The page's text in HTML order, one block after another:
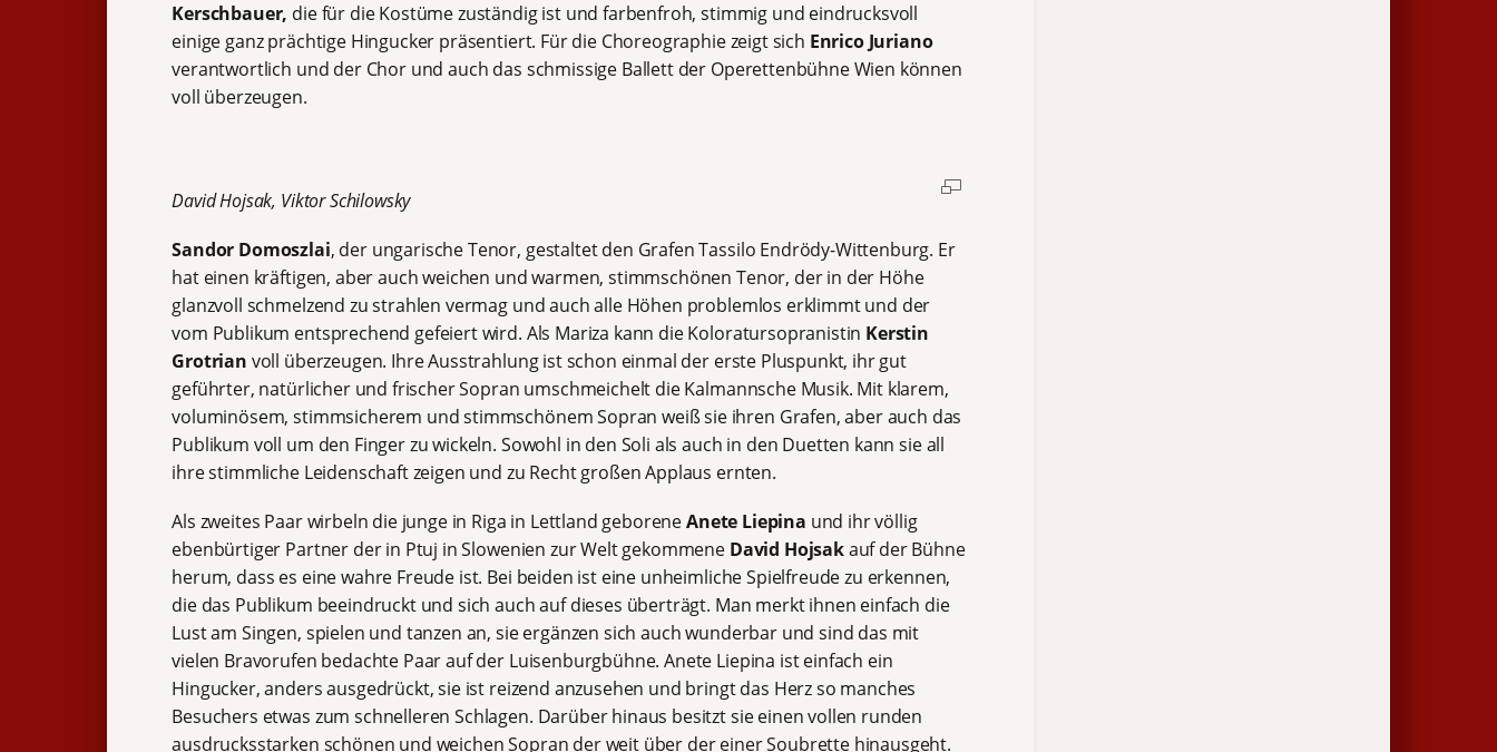
Kerschbauer, die für die Kostüme zuständig ist und farbenfroh, stimmig und eindrucksvoll
einige ganz prächtige Hingucker präsentiert. Für die Choreographie zeigt sich Enrico Juriano
verantwortlich und der Chor und auch das schmissige Ballett der Operettenbühne Wien können
voll überzeugen.
David Hojsak, Viktor Schilowsky
Sandor Domoszlai, der ungarische Tenor, gestaltet den Grafen Tassilo Endrödy-Wittenburg. Er
hat einen kräftigen, aber auch weichen und warmen, stimmschönen Tenor, der in der Höhe
glanzvoll schmelzend zu strahlen vermag und auch alle Höhen problemlos erklimmt und der
vom Publikum entsprechend gefeiert wird. Als Mariza kann die Koloratursopranistin Kerstin
Grotrian voll überzeugen. Ihre Ausstrahlung ist schon einmal der erste Pluspunkt, ihr gut
geführter, natürlicher und frischer Sopran umschmeichelt die Kalmannsche Musik. Mit klarem,
voluminösem, stimmsicherem und stimmschönem Sopran weiß sie ihren Grafen, aber auch das
Publikum voll um den Finger zu wickeln. Sowohl in den Soli als auch in den Duetten kann sie all
ihre stimmliche Leidenschaft zeigen und zu Recht großen Applaus ernten.
Als zweites Paar wirbeln die junge in Riga in Lettland geboreneAnete Liepina und ihr völlig
ebenbürtiger Partner der in Ptuj in Slowenien zur Welt gekommene David Hojsakauf der Bühne
herum, dass es eine wahre Freude ist. Bei beiden ist eine unheimliche Spielfreude zu erkennen,
die das Publikum beeindruckt und sich auch auf dieses überträgt. Man merkt ihnen einfach die
Lust am Singen, spielen und tanzen an, sie ergänzen sich auch wunderbar und sind das mit
vielen Bravorufen bedachte Paar auf der Luisenburgbühne. Anete Liepina ist einfach ein
Hingucker, anders ausgedrückt, sie ist reizend anzusehen und bringt das Herz so manches
Besuchers etwas zum schnelleren Schlagen. Darüber hinaus besitzt sie einen vollen runden
ausdrucksstarken schönen und weichen Sopran der weit über der einer Soubrette hinausgeht.